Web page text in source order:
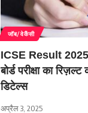
जॉब/वेकैंसी
ICSE Result
बोर्ड परीक्षा का
डिटेल्स
अप्रैल 3, 2025